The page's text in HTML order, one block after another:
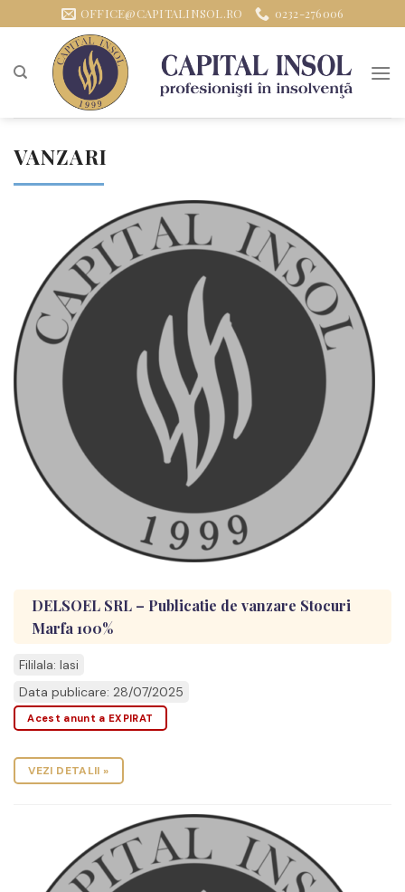
conținut
OFFICE@CAPITALINSOL.RO 0232-276006
VANZARI
DELSOEL SRL – Publicatie de vanzare Stocuri
Marfa 100%
Fililala: Iasi
Data publicare: 28/07/2025
Acest anunt a EXPIRAT
VEZI DETALII »